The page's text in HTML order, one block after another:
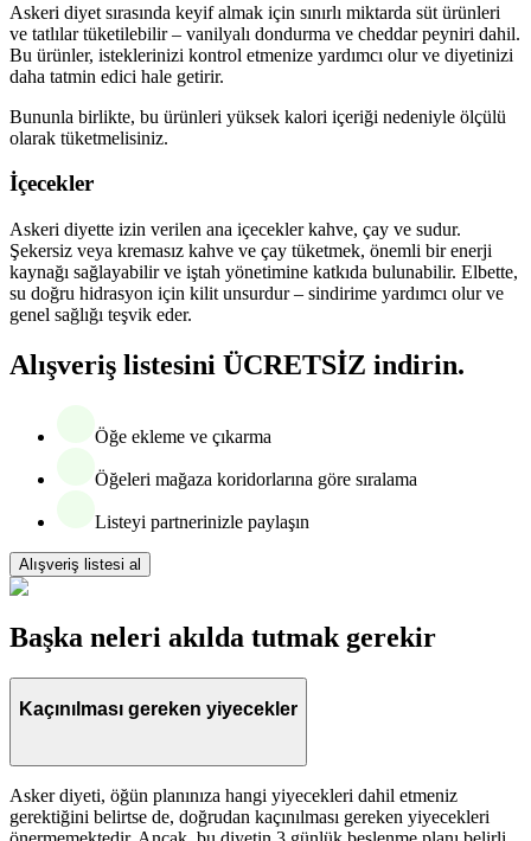
Askeri diyet sırasında keyif almak için sınırlı miktarda süt ürünleri
ve tatlılar tüketilebilir – vanilyalı dondurma ve cheddar peyniri dahil.
Bu ürünler, isteklerinizi kontrol etmenize yardımcı olur ve diyetinizi
daha tatmin edici hale getirir.
Bununla birlikte, bu ürünleri yüksek kalori içeriği nedeniyle ölçülü
olarak tüketmelisiniz.
İçecekler
Askeri diyette izin verilen ana içecekler kahve, çay ve sudur.
Şekersiz veya kremasız kahve ve çay tüketmek, önemli bir enerji
kaynağı sağlayabilir ve iştah yönetimine katkıda bulunabilir. Elbette,
su doğru hidrasyon için kilit unsurdur – sindirime yardımcı olur ve
genel sağlığı teşvik eder.
Alışveriş listesini ÜCRETSİZ indirin.
Öğe ekleme ve çıkarma
Öğeleri mağaza koridorlarına göre sıralama
Listeyi partnerinizle paylaşın
Alışveriş listesi al
Başka neleri akılda tutmak gerekir
Kaçınılması gereken yiyecekler
Asker diyeti, öğün planınıza hangi yiyecekleri dahil etmeniz
gerektiğini belirtse de, doğrudan kaçınılması gereken yiyecekleri